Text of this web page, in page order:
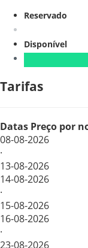
Reservado
Disponível
Tarifas
Datas Preço por
08-08-2026
·
13-08-2026
14-08-2026
·
15-08-2026
16-08-2026
·
23-08-2026